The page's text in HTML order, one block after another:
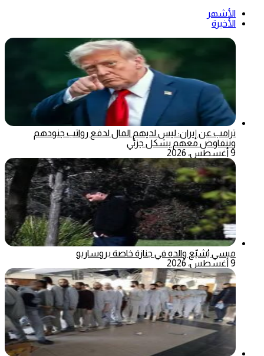
الأشهر
الأخيرة
ترامب عن إيران: ليس لديهم المال لدفع رواتب جنودهم
ونتفاوض معهم بشكل جزئي
9 أغسطس، 2026
ميسي يُشيّع والده في جنازة خاصة بروساريو
9 أغسطس، 2026